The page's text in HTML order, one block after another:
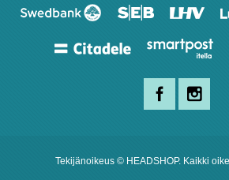
Tekijänoikeus © HEADSHOP. Kaikki